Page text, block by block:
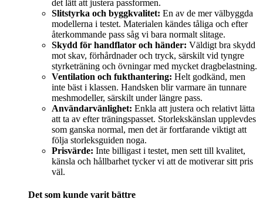
det lätt att justera passformen.
Slitstyrka och byggkvalitet: En av de mer välbyggda
modellerna i testet. Materialen kändes tåliga och efter
återkommande pass såg vi bara normalt slitage.
Skydd för handflator och händer: Väldigt bra skydd
mot skav, förhårdnader och tryck, särskilt vid tyngre
styrketräning och övningar med mycket dragbelastning.
Ventilation och fukthantering: Helt godkänd, men
inte bäst i klassen. Handsken blir varmare än tunnare
meshmodeller, särskilt under längre pass.
Användarvänlighet: Enkla att justera och relativt lätta
att ta av efter träningspasset. Storlekskänslan upplevdes
som ganska normal, men det är fortfarande viktigt att
följa storleksguiden noga.
Prisvärde: Inte billigast i testet, men sett till kvalitet,
känsla och hållbarhet tycker vi att de motiverar sitt pris
väl.
Det som kunde varit bättre